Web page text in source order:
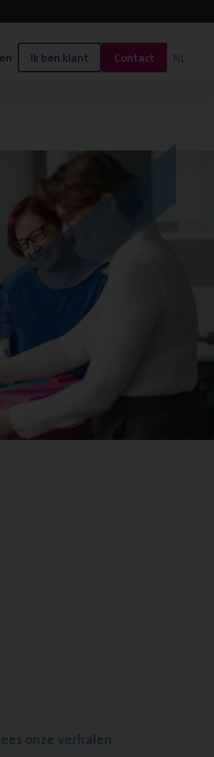
Ik ben klant Contact NL